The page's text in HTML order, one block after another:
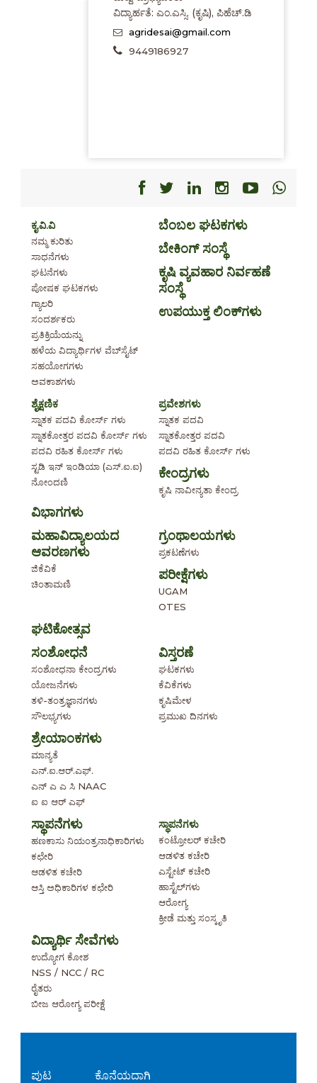
ವಿದ್ಯಾರ್ಹತೆ: ಎಂ.ಎಸ್ಸಿ. (ಕೃಷಿ), ಪಿಹೆಚ್.ಡಿ
agridesai@gmail.com
9449186927
Facebook
Facebook
Facebook
Facebook
ಕೃ.ವಿ.ವಿ
ನಮ್ಮ ಕುರಿತು
ಸಾಧನೆಗಳು
ಘಟನೆಗಳು
ಪೋಷಕ ಘಟಕಗಳು
ಗ್ಯಾಲರಿ
ಸಂದರ್ಶಕರು
ಪ್ರತಿಕ್ರಿಯೆಯನ್ನು
ಹಳೆಯ ವಿದ್ಯಾರ್ಥಿಗಳ ವೆಬ್‌ಸೈಟ್
ಸಹಯೋಗಗಳು
ಅವಕಾಶಗಳು
ಬೆಂಬಲ ಘಟಕಗಳು
ಬೇಕಿಂಗ್ ಸಂಸ್ಥೆ
ಕೃಷಿ ವ್ಯವಹಾರ ನಿರ್ವಹಣೆ
ಸಂಸ್ಥೆ
ಉಪಯುಕ್ತ ಲಿಂಕ್‌ಗಳು
ಶೈಕ್ಷಣಿಕ
ಸ್ನಾತಕ ಪದವಿ ಕೋರ್ಸ್ ಗಳು
ಸ್ನಾತಕೋತ್ತರ ಪದವಿ ಕೋರ್ಸ್ ಗಳು
ಪದವಿ ರಹಿತ ಕೋರ್ಸ್ ಗಳು
ಸ್ಟಡಿ ಇನ್ ಇಂಡಿಯಾ (ಎಸ್.ಐ.ಐ)
ನೋಂದಣಿ
ಪ್ರವೇಶಗಳು
ಸ್ನಾತಕ ಪದವಿ
ಸ್ನಾತಕೋತ್ತರ ಪದವಿ
ಪದವಿ ರಹಿತ ಕೋರ್ಸ್ ಗಳು
ಕೇಂದ್ರಗಳು
ಕೃಷಿ ನಾವೀನ್ಯತಾ ಕೇಂದ್ರ
ವಿಭಾಗಗಳು
ಮಹಾವಿದ್ಯಾಲಯದ
ಆವರಣಗಳು
ಜಿಕೆವಿಕೆ
ಚಿಂತಾಮಣಿ
ಗ್ರಂಥಾಲಯಗಳು
ಪ್ರಕಟಣೆಗಳು
ಪರೀಕ್ಷೆಗಳು
UGAM
OTES
ಘಟಿಕೋತ್ಸವ
ಸಂಶೋಧನೆ
ಸಂಶೋಧನಾ ಕೇಂದ್ರಗಳು
ಯೋಜನೆಗಳು
ತಳಿ-ತಂತ್ರಜ್ಞಾನಗಳು
ಸೌಲಭ್ಯಗಳು
ವಿಸ್ತರಣೆ
ಘಟಕಗಳು
ಕೆವಿಕೆಗಳು
ಕೃಷಿಮೇಳ
ಪ್ರಮುಖ ದಿನಗಳು
ಶ್ರೇಯಾಂಕಗಳು
ಮಾನ್ಯತೆ
ಎನ್.ಐ.ಆರ್.ಎಫ್.
ಎನ್ ಎ ಎ ಸಿ NAAC
ಐ ಐ ಆರ್ ಎಫ್
ಸ್ಥಾಪನೆಗಳು
ಹಣಕಾಸು ನಿಯಂತ್ರನಾಧಿಕಾರಿಗಳು
ಕಛೇರಿ
ಆಡಳಿತ ಕಚೇರಿ
ಆಸ್ತಿ ಅಧಿಕಾರಿಗಳ ಕಛೇರಿ
ಸ್ಥಾಪನೆಗಳು
ಕಂಟ್ರೋಲರ್ ಕಚೇರಿ
ಆಡಳಿತ ಕಚೇರಿ
ಎಸ್ಟೇಟ್ ಕಚೇರಿ
ಹಾಸ್ಟೆಲ್‌ಗಳು
ಆರೋಗ್ಯ
ಕ್ರೀಡೆ ಮತ್ತು ಸಂಸ್ಕೃತಿ
ವಿದ್ಯಾರ್ಥಿ ಸೇವೆಗಳು
ಉದ್ಯೋಗ ಕೋಶ
NSS / NCC / RC
ರೈತರು
ಬೀಜ ಆರೋಗ್ಯ ಪರೀಕ್ಷೆ
ಪುಟ ಕೊನೆಯದಾಗಿ